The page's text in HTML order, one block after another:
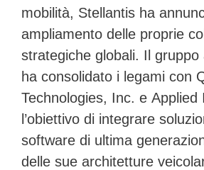
mobilità, Stellantis ha
ampliamento delle proprie
strategiche globali. Il gruppo
ha consolidato i legami con
Technologies, Inc. e Applied
l’obiettivo di integrare
software di ultima
delle sue architetture